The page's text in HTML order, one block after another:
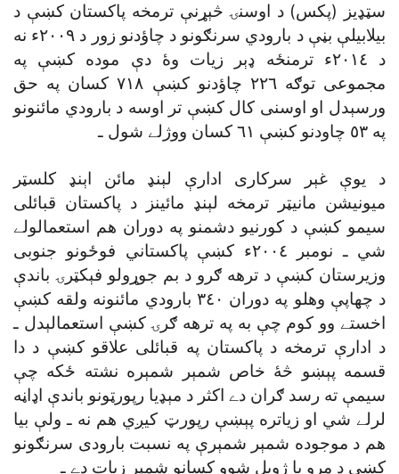
سټډيز (پکس) د اوسنۍ څېړنې ترمخه پاکستان کښې د
بيلابيلې بڼې د بارودي سرنګونو د چاؤدنو زور د ٢٠٠٩ء نه
د ٢٠١٤ء ترمنځه ډېر زيات وۀ دې موده کښې په
مجموعى توګه ٢٢٦ چاؤدنو کښې ٧١٨ کسان په حق
ورسېدل او اوسنى کال کښې تر اوسه د بارودي مائنونو
په ٥٣ چاودنو کښې ٦١ کسان ووژلے شول ـ
د يوې غېر سرکارى ادارې لېنډ مائن اېنډ کلسټر
ميونيشن مانيټر ترمخه لېنډ مائينز د پاکستان قبائلى
سيمو کښې د کورنيو دشمنو په دوران هم استعمالولے
شي ـ نومبر ٢٠٠٤ء کښې پاکستاني فوځونو جنوبى
وزيرستان کښې د ترهه ګرو د بم جوړولو فېکټرۍ باندې
د چهاپې وهلو په دوران ٣٤٠ بارودي مائنونه ولقه کښې
اخستے وو کوم چې به په ترهه ګرۍ کښې استعمالېدل ـ
د ادارې ترمخه د پاکستان په قبائلى علاقو کښې د دا
قسمه پېښو څۀ خاص شمېر شمېره نشته ځکه چې
سيمې ته رسد ګران دے اکثر د مېډيا رپورټونو باندې اډاڼه
لرلے شي او زياتره پېښې رپورټ کيږي هم نه ـ ولې بيا
هم د موجوده شمېر شمېرې په نسبت بارودى سرنګونو
کښې د مړو يا ژوبل شوو کسانو شمېر زيات دے ـ